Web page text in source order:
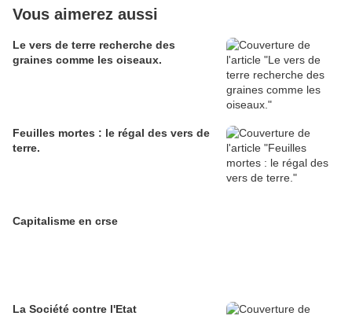
Vous aimerez aussi
Le vers de terre recherche des
graines comme les oiseaux.
Feuilles mortes : le régal des vers de
terre.
Capitalisme en crse
La Société contre l'Etat